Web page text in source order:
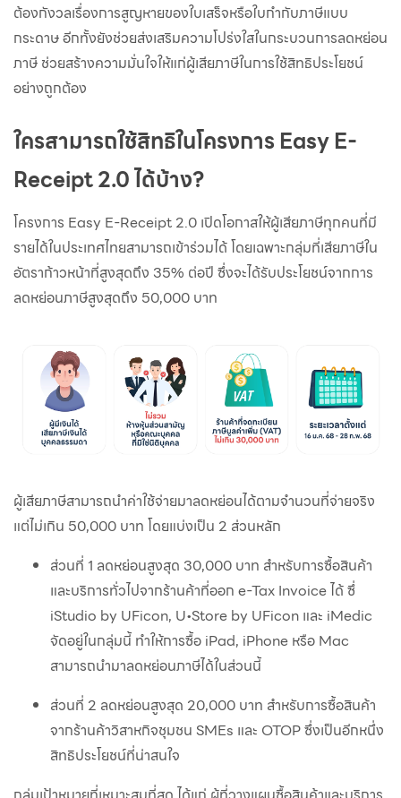
ต้องกังวลเรื่องการสูญหายของใบเสร็จหรือใบกำกับภาษีแบบ
กระดาษ อีกทั้งยังช่วยส่งเสริมความโปร่งใสในกระบวนการลดหย่อน
ภาษี ช่วยสร้างความมั่นใจให้แก่ผู้เสียภาษีในการใช้สิทธิประโยชน์
อย่างถูกต้อง
ใครสามารถใช้สิทธิในโครงการ Easy E-
Receipt 2.0 ได้บ้าง?
โครงการ Easy E-Receipt 2.0 เปิดโอกาสให้ผู้เสียภาษีทุกคนที่มี
รายได้ในประเทศไทยสามารถเข้าร่วมได้ โดยเฉพาะกลุ่มที่เสียภาษีใน
อัตราก้าวหน้าที่สูงสุดถึง 35% ต่อปี ซึ่งจะได้รับประโยชน์จากการ
ลดหย่อนภาษีสูงสุดถึง 50,000 บาท
ผู้เสียภาษีสามารถนำค่าใช้จ่ายมาลดหย่อนได้ตามจำนวนที่จ่ายจริง
แต่ไม่เกิน 50,000 บาท โดยแบ่งเป็น 2 ส่วนหลัก
ส่วนที่ 1 ลดหย่อนสูงสุด 30,000 บาท สำหรับการซื้อสินค้า
และบริการทั่วไปจากร้านค้าที่ออก e-Tax Invoice ได้ ซึ่
iStudio by UFicon, U•Store by UFicon และ iMedic
จัดอยู่ในกลุ่มนี้ ทำให้การซื้อ iPad, iPhone หรือ Mac
สามารถนำมาลดหย่อนภาษีได้ในส่วนนี้
ส่วนที่ 2 ลดหย่อนสูงสุด 20,000 บาท สำหรับการซื้อสินค้า
จากร้านค้าวิสาหกิจชุมชน SMEs และ OTOP ซึ่งเป็นอีกหนึ่ง
สิทธิประโยชน์ที่น่าสนใจ